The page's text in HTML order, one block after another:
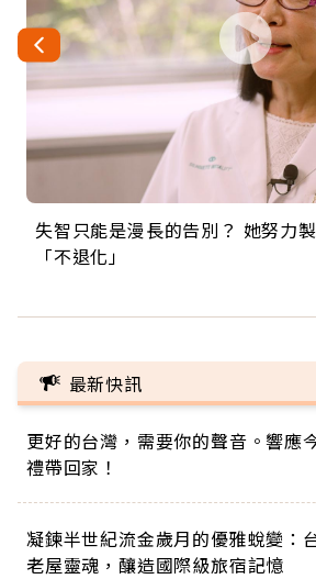
失智只能是漫長的告別？ 她努力
「不退化」
來自剛果的巧克力神父 為台灣奉
的家，我連作夢都講台語！」
63歲卸矽谷副總、搬回台灣找快
丑」走進安養院，逗樂上萬爺奶：
104歲打破金氏世界紀錄 成為全
手，分享長壽的秘密原來是「這個」
事業巔峰他選擇追夢…黑手阿伯
巨蛋！連CNN都大讚！
最新快訊
更好的台灣，需要你的聲音。響應
禮帶回家！
凝鍊半世紀流金歲月的優雅蛻變：
老屋靈魂，釀造國際級旅宿記憶